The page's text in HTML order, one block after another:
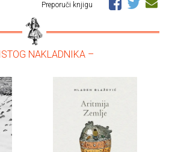
Preporuči knjigu
NAKLADNIKA –